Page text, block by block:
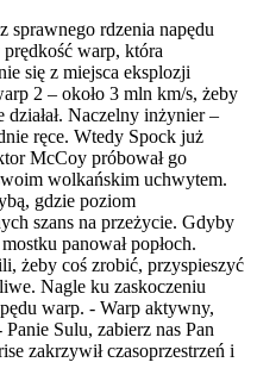
sprawnego rdzenia napędu
warp, która
się z miejsca eksplozji
2 – około 3 mln km/s, żeby
Naczelny inżynier –
ręce. Wtedy Spock już
McCoy próbował go
wolkańskim uchwytem.
gdzie poziom
szans na przeżycie. Gdyby
panował popłoch.
żeby coś zrobić, przyspieszyć
Nagle ku zaskoczeniu
warp. - Warp aktywny,
Sulu, zabierz nas Pan
zakrzywił czasoprzestrzeń i